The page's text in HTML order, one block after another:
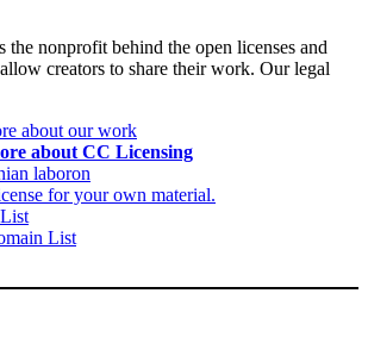
the nonprofit behind the open licenses and
creators to share their work. Our legal
about our work
about CC Licensing
laboron
for your own material.
List